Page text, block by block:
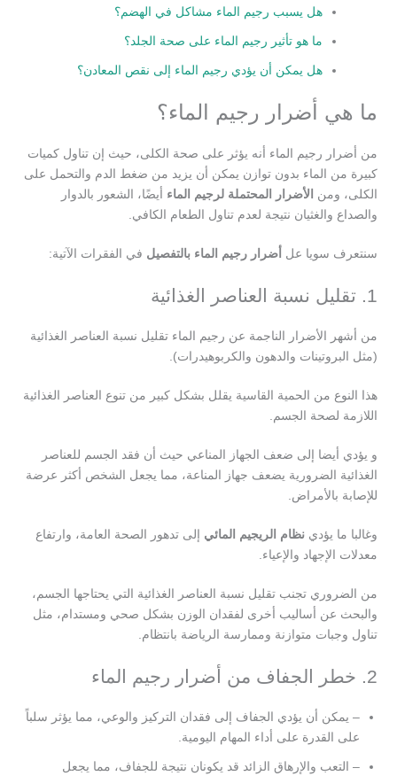
هل يسبب رجيم الماء مشاكل في الهضم؟
ما هو تأثير رجيم الماء على صحة الجلد؟
هل يمكن أن يؤدي رجيم الماء إلى نقص المعادن؟
ما هي أضرار رجيم الماء؟
من أضرار رجيم الماء أنه يؤثر على صحة الكلى، حيث إن تناول كميات
كبيرة من الماء بدون توازن يمكن أن يزيد من ضغط الدم والتحمل على
الكلى، ومن
الأضرار المحتملة لرجيم الماء أيضًا، الشعور بالدوار
والصداع والغثيان نتيجة لعدم تناول الطعام الكافي.
سنتعرف سويا عل أضرار رجيم الماء بالتفصيل في الفقرات الآتية:
1. تقليل نسبة العناصر الغذائية
من أشهر الأضرار الناجمة عن رجيم الماء تقليل نسبة العناصر الغذائية
(مثل البروتينات والدهون والكربوهيدرات).
هذا النوع من الحمية القاسية يقلل بشكل كبير من تنوع العناصر الغذائية
اللازمة لصحة الجسم.
و يؤدي أيضا إلى ضعف الجهاز المناعي حيث أن فقد الجسم للعناصر
الغذائية الضرورية يضعف جهاز المناعة، مما يجعل الشخص أكثر عرضة
للإصابة بالأمراض.
وغالبا ما يؤدي نظام الريجيم المائي إلى تدهور الصحة العامة، وارتفاع
معدلات الإجهاد والإعياء.
من الضروري تجنب تقليل نسبة العناصر الغذائية التي يحتاجها الجسم،
والبحث عن أساليب أخرى لفقدان الوزن بشكل صحي ومستدام، مثل
تناول وجبات متوازنة وممارسة الرياضة بانتظام.
2. خطر الجفاف من أضرار رجيم الماء
– يمكن أن يؤدي الجفاف إلى فقدان التركيز والوعي، مما يؤثر سلباً
على القدرة على أداء المهام اليومية.
– التعب والإرهاق الزائد قد يكونان نتيجة للجفاف، مما يجعل